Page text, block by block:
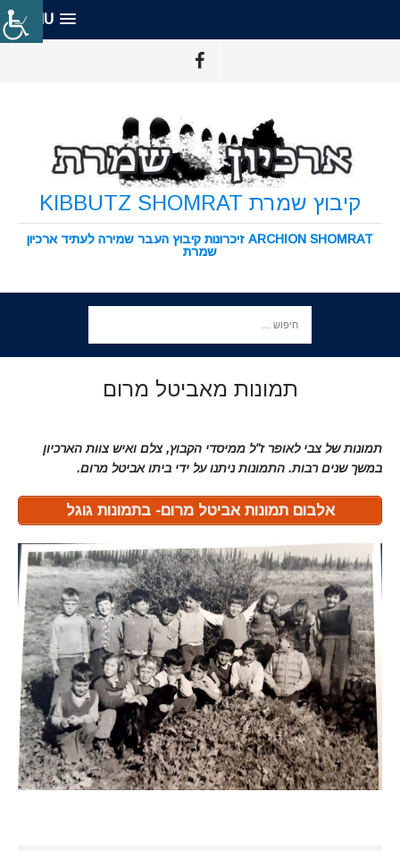
MENU
קיבוץ שמרת KIBBUTZ SHOMRAT
ARCHION SHOMRAT זיכרונות קיבוץ העבר שמירה לעתיד ארכיון
שמרת
תמונות מאביטל מרום
תמונות של צבי לאופר ז"ל ממיסדי הקבוץ, צלם ואיש צוות הארכיון
במשך שנים רבות. התמונות ניתנו על ידי ביתו אביטל מרום.
אלבום תמונות אביטל מרום- בתמונות גוגל